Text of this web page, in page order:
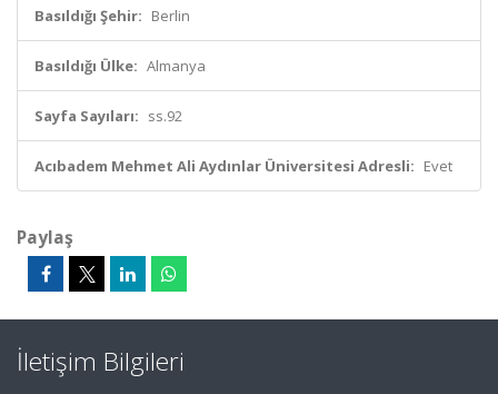
Basıldığı Şehir: Berlin
Basıldığı Ülke: Almanya
Sayfa Sayıları: ss.92
Acıbadem Mehmet Ali Aydınlar Üniversitesi Adresli: Evet
Paylaş
İletişim Bilgileri